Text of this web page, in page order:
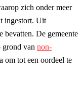
zich onder meer
ingestort. Uit
bevatten. De gemeente
grond van non-
om tot een oordeel te